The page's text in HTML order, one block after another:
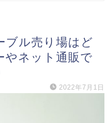
ブル売り場はど
やネット通販で
2022年7月1日